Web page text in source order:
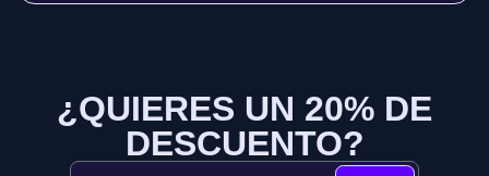
¿QUIERES UN 20% DE
DESCUENTO?